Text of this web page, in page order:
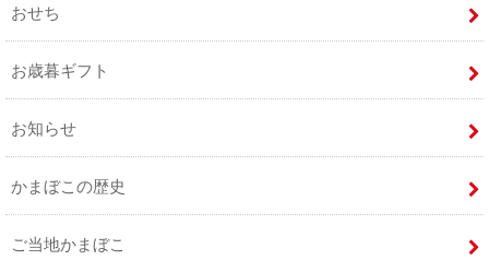
おせち
お歳暮ギフト
お知らせ
かまぼこの歴史
ご当地かまぼこ